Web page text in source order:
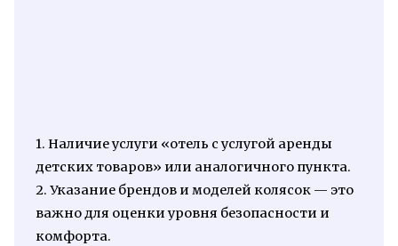
1. Наличие услуги «отель с услугой аренды
детских товаров» или аналогичного пункта.
2. Указание брендов и моделей колясок — это
важно для оценки уровня безопасности и
комфорта.